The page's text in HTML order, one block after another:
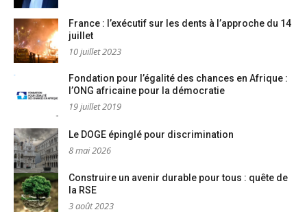
France : l’exécutif sur les dents à l’approche du 14
juillet
10 juillet 2023
Fondation pour l’égalité des chances en Afrique :
l’ONG africaine pour la démocratie
19 juillet 2019
Le DOGE épinglé pour discrimination
8 mai 2026
Construire un avenir durable pour tous : quête de
la RSE
3 août 2023